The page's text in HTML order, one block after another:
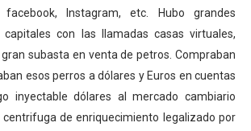
Instagram, etc. Hubo grandes
capitales con las llamadas casas virtuales,
subasta en venta de petros. Compraban
esos perros a dólares y Euros en cuentas
inyectable dólares al mercado cambiario
de enriquecimiento legalizado por